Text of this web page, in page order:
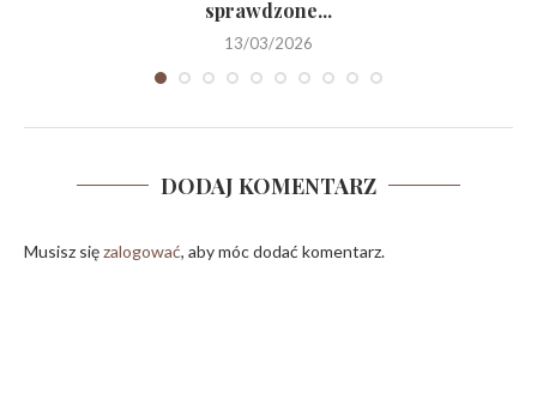
sprawdzone...
13/03/2026
DODAJ KOMENTARZ
Musisz sięzalogować, aby móc dodać komentarz.